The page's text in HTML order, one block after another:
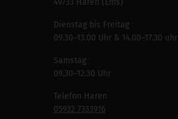
Dienstag bis Freitag
09.30–13.00 Uhr & 14.00–17.30 uhr
Samstag
09.30–12.30 Uhr
Telefon Haren
05932 7333916